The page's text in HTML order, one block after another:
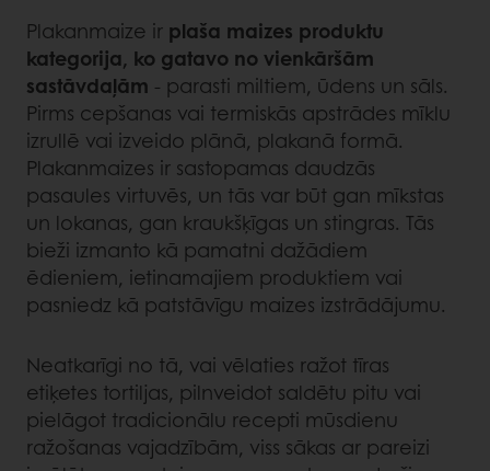
Plakanmaize ir plaša maizes produktu
kategorija, ko gatavo no vienkāršām
sastāvdaļām - parasti miltiem, ūdens un sāls.
Pirms cepšanas vai termiskās apstrādes mīklu
izrullē vai izveido plānā, plakanā formā.
Plakanmaizes ir sastopamas daudzās
pasaules virtuvēs, un tās var būt gan mīkstas
un lokanas, gan kraukšķīgas un stingras. Tās
bieži izmanto kā pamatni dažādiem
ēdieniem, ietinamajiem produktiem vai
pasniedz kā patstāvīgu maizes izstrādājumu.
Neatkarīgi no tā, vai vēlaties ražot tīras
etiķetes tortiljas, pilnveidot saldētu pitu vai
pielāgot tradicionālu recepti mūsdienu
ražošanas vajadzībām, viss sākas ar pareizi